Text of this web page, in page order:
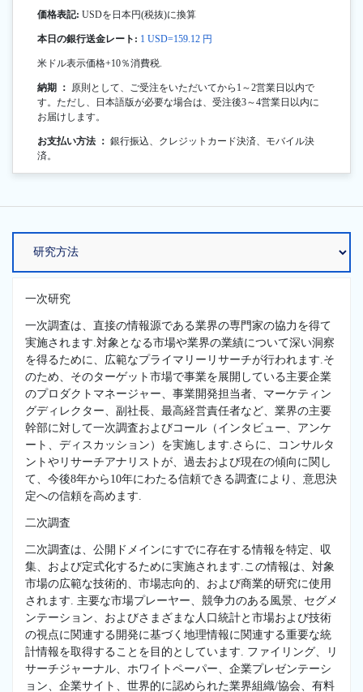
価格表記: USDを日本円(税抜)に換算
本日の銀行送金レート: 1 USD=159.12 円
米ドル表示価格+10％消費税.
納期 ： 原則として、ご受注をいただいてから1～2営業日以内で
す。ただし、日本語版が必要な場合は、受注後3～4営業日以内に
お届けします。
お支払い方法 ： 銀行振込、クレジットカード決済、モバイル決
済。
一次研究
一次調査は、直接の情報源である業界の専門家の協力を得て
実施されます.対象となる市場や業界の業績について深い洞察
を得るために、広範なプライマリーリサーチが行われます.そ
のため、そのターゲット市場で事業を展開している主要企業
のプロダクトマネージャー、事業開発担当者、マーケティン
グディレクター、副社長、最高経営責任者など、業界の主要
幹部に対して一次調査およびコール（インタビュー、アンケ
ート、ディスカッション）を実施します.さらに、コンサルタ
ントやリサーチアナリストが、過去および現在の傾向に関し
て、今後8年から10年にわたる信頼できる調査により、意思決
定への信頼を高めます.
二次調査
二次調査は、公開ドメインにすでに存在する情報を特定、収
集、および定式化するために実施されます.この情報は、対象
市場の広範な技術的、市場志向的、および商業的研究に使用
されます. 主要な市場プレーヤー、競争力のある風景、セグメ
ンテーション、およびさまざまな人口統計と市場および技術
の視点に関連する開発に基づく地理情報に関連する重要な統
計情報を取得することを目的としています. ファイリング、リ
サーチジャーナル、ホワイトペーパー、企業プレゼンテーシ
ョン、企業サイト、世界的に認められた業界組織/協会、有料